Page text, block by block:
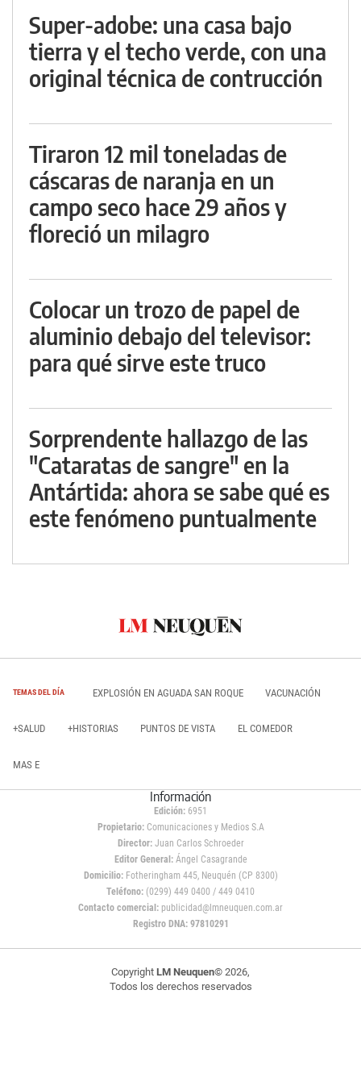
Super-adobe: una casa bajo
tierra y el techo verde, con una
original técnica de contrucción
Tiraron 12 mil toneladas de
cáscaras de naranja en un
campo seco hace 29 años y
floreció un milagro
Colocar un trozo de papel de
aluminio debajo del televisor:
para qué sirve este truco
Sorprendente hallazgo de las
"Cataratas de sangre" en la
Antártida: ahora se sabe qué es
este fenómeno puntualmente
TEMAS DEL DÍA EXPLOSIÓN EN AGUADA SAN ROQUE VACUNACIÓN
+SALUD +HISTORIAS PUNTOS DE VISTA EL COMEDOR
MAS E
Información
Edición: 6951
Propietario:Comunicaciones y Medios S.A
Director: Juan Carlos Schroeder
Editor General:Ángel Casagrande
Domicilio:Fotheringham 445, Neuquén (CP 8300)
Teléfono: (0299) 449 0400 / 449 0410
Contacto comercial: publicidad@lmneuquen.com.ar
Registro DNA: 97810291
Copyright LM Neuquen© 2026,
Todos los derechos reservados